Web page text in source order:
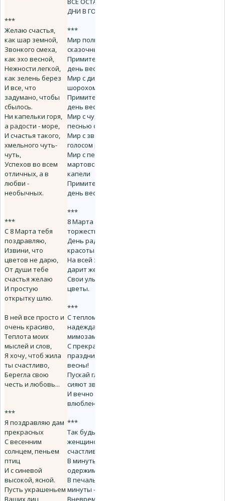
***
Желаю счастья,
как шар земной,
Звонкого смеха,
как эхо весной,
Нежности легкой,
как зелень берез
И все, что
задумано, чтобы
сбылось.
Ни капельки горя,
а радости - море,
И счастья такого,
хмельного чуть-
чуть,
Успехов во всем
отличных, а в
любви -
необычных.
***
С 8 Марта тебя
поздравляю,
Извини, что
цветов не дарю,
От души тебе
счастья желаю
И простую
открытку шлю.
В ней все просто и
очень красиво,
Теплота моих
мыслей и слов,
Я хочу, чтоб жила
ты счастливо,
Берегла свою
честь и любовь...
***
Я поздравляю дам
прекрасных
С весенним
солнцем, пеньем
птиц
И с синевой
высокой, ясной.
Пусть украшеньем
Ваших лиц
ДНИ В ГОДУ!
***
Мир полный
сказочных цветов,
Примите в этот
день весенний!
Мир с дивным
шорохом ветров
Примите в этот
день весенний!
Мир с чудной
песнью соловья.
Мир с звонким
голосом ручья.
Мир с песней
мартовской
капели
Примите в этот
день весенний!
***
8 Марта - день
торжественный,
День радости и
красоты.
На всей земле он
дарит женщинам
Свои улыбки и
цветы.
***
С теплом! С
надеждами! С
мимозами!
С прекрасным
праздником
весны!
Пускай глаза
сияют звездами
И вечно будут
влюблены!
***
Так будь же
женщиной -
счастливой,
В минуты страсти -
одержимой.
В печальные
минуты - сильной,
Вневременно,